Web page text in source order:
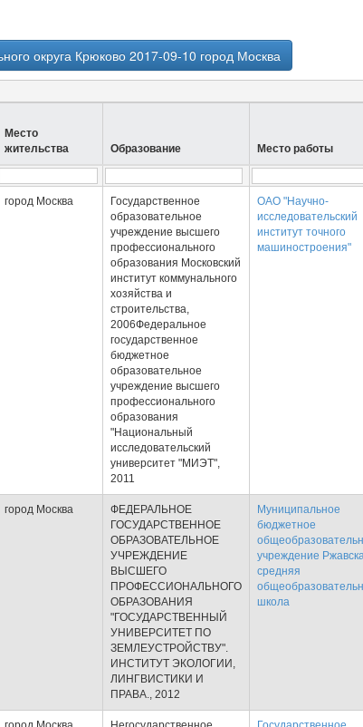
округа Крюково 2017-09-10 город Москва
Место
жительства
Образование Место работы
город Москва
Государственное
образовательное
учреждение высшего
профессионального
образования Московский
институт коммунального
хозяйства и
строительства,
2006Федеральное
государственное
бюджетное
образовательное
учреждение высшего
профессионального
образования
"Национальный
исследовательский
университет "МИЭТ",
2011
ОАО "Научно-
исследовательский
институт точного
машиностроения"
город Москва
ФЕДЕРАЛЬНОЕ
ГОСУДАРСТВЕННОЕ
ОБРАЗОВАТЕЛЬНОЕ
УЧРЕЖДЕНИЕ
ВЫСШЕГО
ПРОФЕССИОНАЛЬНОГО
ОБРАЗОВАНИЯ
"ГОСУДАРСТВЕННЫЙ
УНИВЕРСИТЕТ ПО
ЗЕМЛЕУСТРОЙСТВУ".
ИНСТИТУТ ЭКОЛОГИИ,
ЛИНГВИСТИКИ И
ПРАВА., 2012
Муниципальное
бюджетное
учреждение
средняя
школа